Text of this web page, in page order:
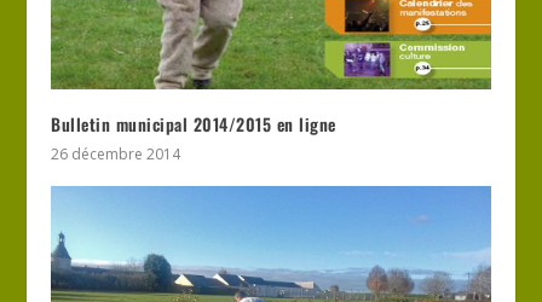
Bulletin municipal 2014/2015 en ligne
26 décembre 2014